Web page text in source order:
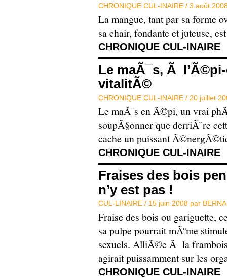
CHRONIQUE CUL-INAIRE / 3 août
La mangue, tant par sa forme
sa chair, fondante et juteuse,
CHRONIQUE CUL-INAIRE
Le maÃ¯s, Ã
vitalitÃ©
CHRONIQUE CUL-INAIRE / 20 juillet
Le maÃ¯s en Ã©pi, un vrai
soupÃ§onner que derriÃ¨re
cache un puissant
CHRONIQUE CUL-INAIRE
Fraises des bois
n’y est pas !
CUL-LINAIRE / 15 juin 2008 par
Fraise des bois ou gariguette,
sa pulpe pourrait mÃªme
sexuels. AlliÃ©e Ã la
agirait puissamment sur les
CHRONIQUE CUL-INAIRE